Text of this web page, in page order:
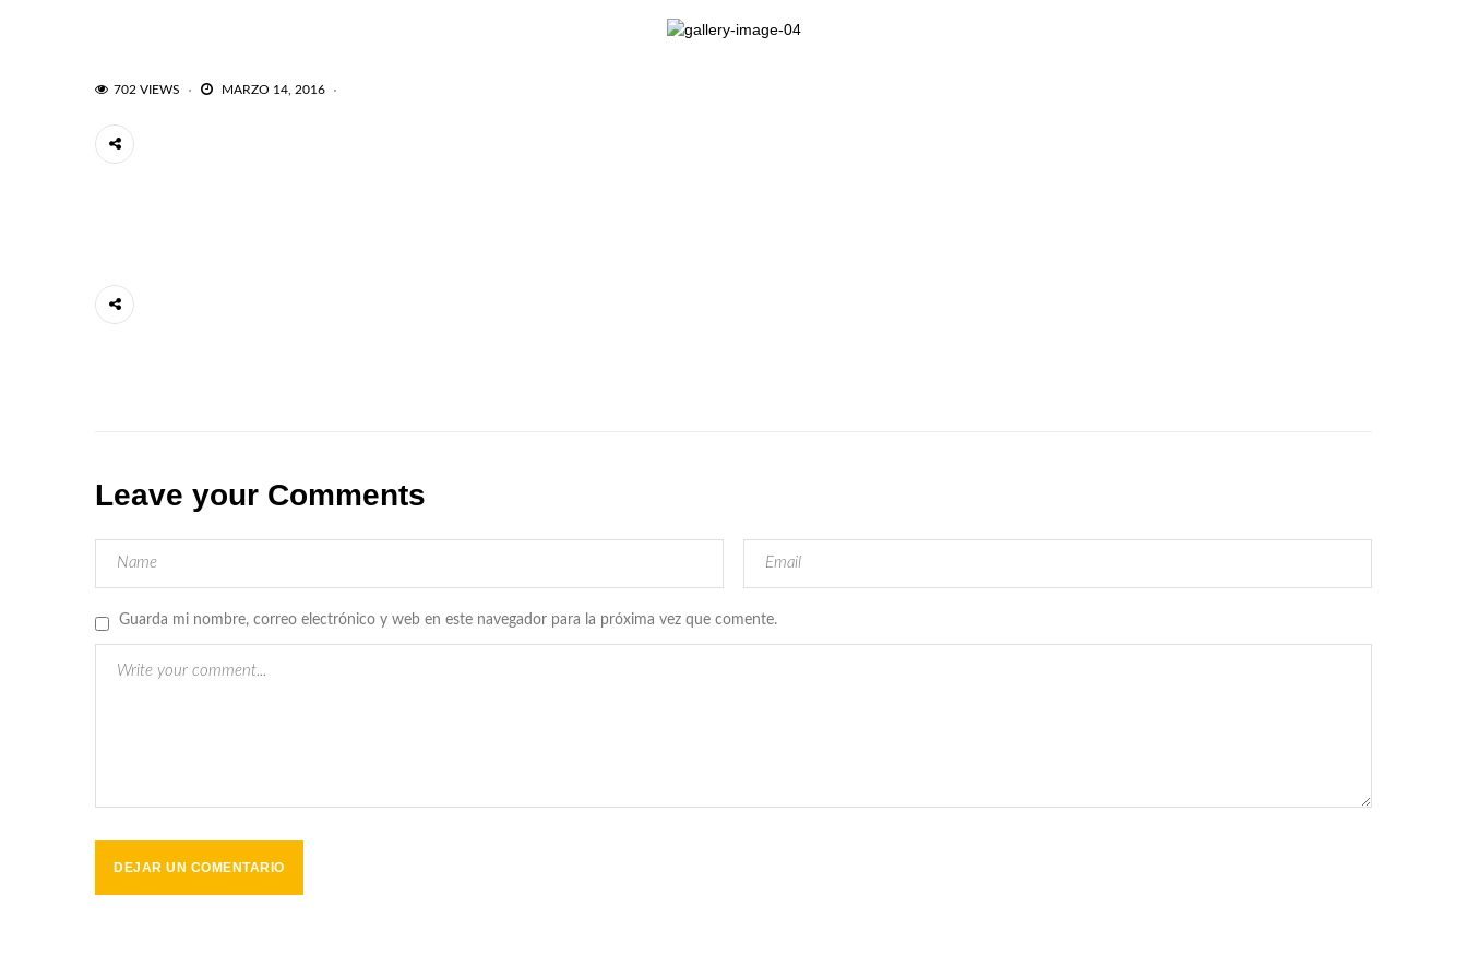
702 VIEWS MARZO 14, 2016
Leave your Comments
Guarda mi nombre, correo electrónico y web en este navegador para la próxima vez que comente.